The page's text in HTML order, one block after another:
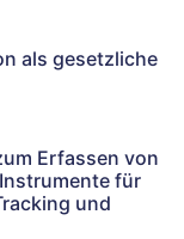
als gesetzliche
Erfassen von
für
und